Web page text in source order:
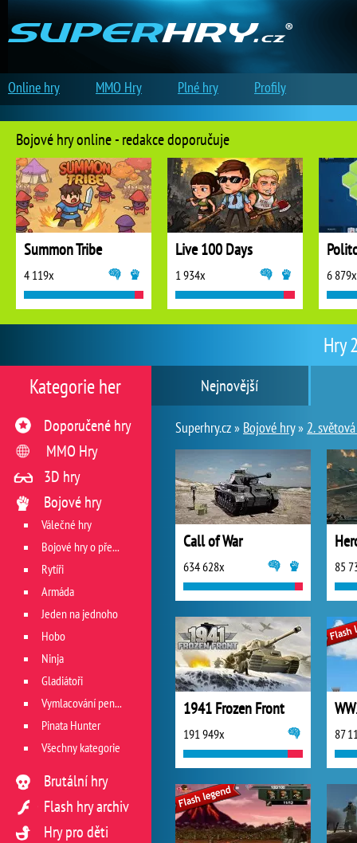
Hry
Nejnovější
Superhry.cz » Bojové hry» 2.
Call of War
634 628x 85
1941 Frozen Front
191 949x 87
Kategorie her
Doporučené hry
MMO Hry
3D hry
Bojové hry
Válečné hry
Bojové hry o přežití
Rytíři
Armáda
Jeden na jednoho
Hobo
Ninja
Gladiátoři
Vymlacování peněz
Pinata Hunter
Všechny kategorie
Brutální hry
Flash hry archiv
Hry pro děti
Bojové hry online - redakce doporučuje
Summon Tribe
4 119x
Live 100 Days
1 934x 6 879x
Online hry MMO Hry Plné hry Profily